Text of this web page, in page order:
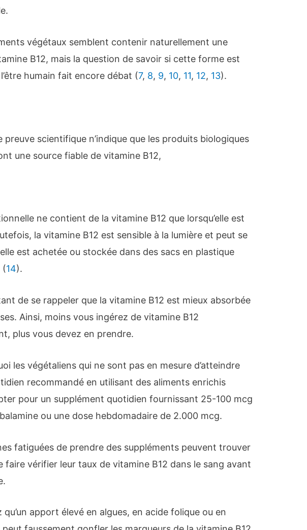
végétaux semblent contenir naturellement une
B12, mais la question de savoir si cette forme est
humain fait encore débat (7, 8, 9, 10, 11, 12, 13).
preuve scientifique n’indique que les produits biologiques
une source fiable de vitamine B12,
ne contient de la vitamine B12 que lorsqu’elle est
la vitamine B12 est sensible à la lumière et peut se
est achetée ou stockée dans des sacs en plastique
(14).
de se rappeler que la vitamine B12 est mieux absorbée
Ainsi, moins vous ingérez de vitamine B12
plus vous devez en prendre.
les végétaliens qui ne sont pas en mesure d’atteindre
recommandé en utilisant des aliments enrichis
pour un supplément quotidien fournissant 25-100 mcg
ou une dose hebdomadaire de 2.000 mcg.
fatiguées de prendre des suppléments peuvent trouver
faire vérifier leur taux de vitamine B12 dans le sang avant
qu’un apport élevé en algues, en acide folique ou en